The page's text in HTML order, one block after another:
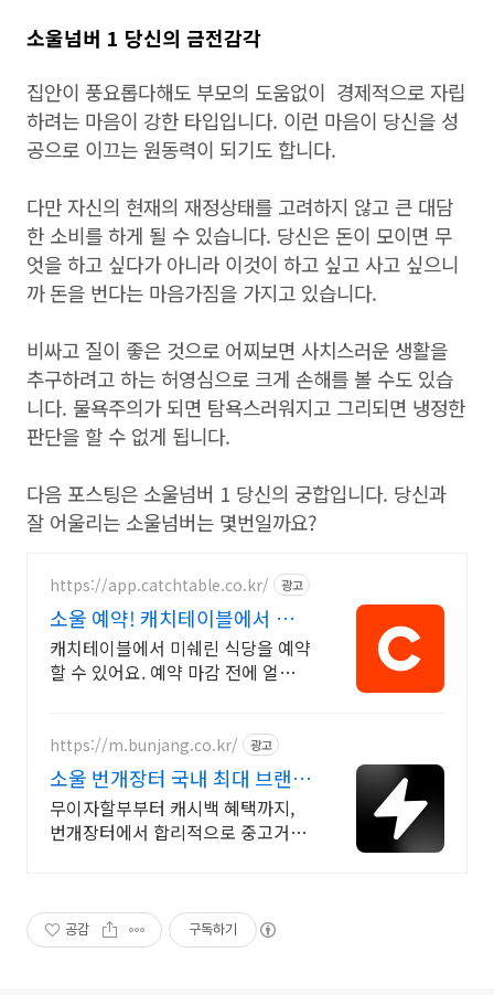
소울넘버 1 당신의 금전감각
집안이 풍요롭다해도 부모의 도움없이 경제적으로 자립
하려는 마음이 강한 타입입니다. 이런 마음이 당신을 성
공으로 이끄는 원동력이 되기도 합니다.
다만 자신의 현재의 재정상태를 고려하지 않고 큰 대담
한 소비를 하게 될 수 있습니다. 당신은 돈이 모이면 무
엇을 하고 싶다가 아니라 이것이 하고 싶고 사고 싶으니
까 돈을 번다는 마음가짐을 가지고 있습니다.
비싸고 질이 좋은 것으로 어찌보면 사치스러운 생활을
추구하려고 하는 허영심으로 크게 손해를 볼 수도 있습
니다. 물욕주의가 되면 탐욕스러워지고 그리되면 냉정한
판단을 할 수 없게 됩니다.
다음 포스팅은 소울넘버 1 당신의 궁합입니다. 당신과
잘 어울리는 소울넘버는 몇번일까요?
https://app.catchtable.co.kr/ 광고
소울 예약! 캐치테이블에서 할
수 있어요
캐치테이블에서 미쉐린 식당을 예약
할 수 있어요. 예약 마감 전에 얼른
https://m.bunjang.co.kr/ 광고
소울 번개장터 국내 최대 브랜드
중고거래
무이자할부부터 캐시백 혜택까지,
번개장터에서 합리적으로 중고거래
공감 구독하기